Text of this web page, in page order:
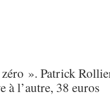
». Patrick
à l’autre, 38 euros